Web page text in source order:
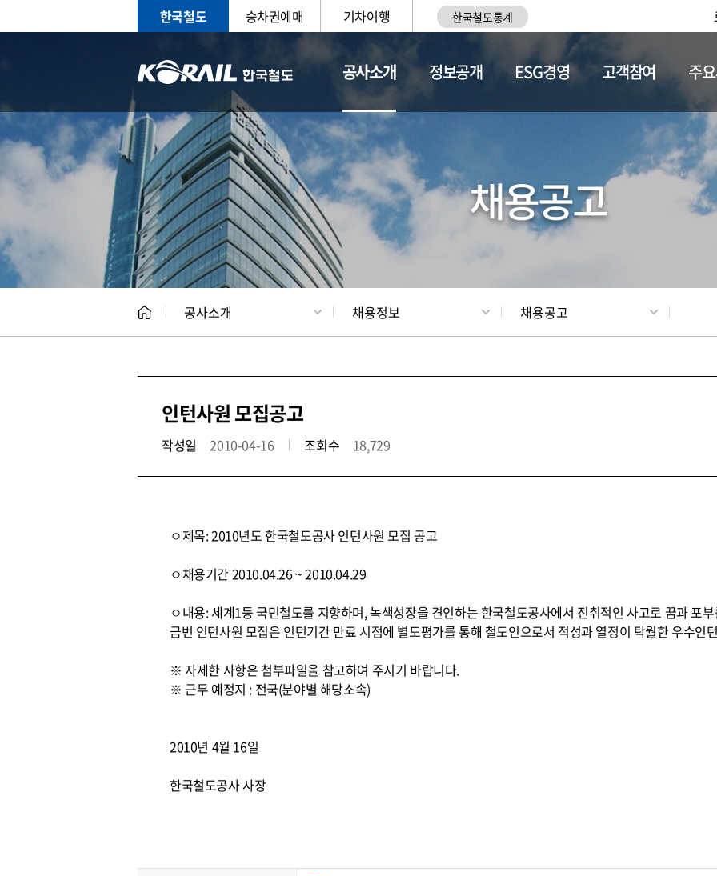
한국철도 승차권예매 기차여행 한국철도통계
공사소개
CEO 일반현황 채용정보
정보공개 ESG경영 고객참여 주
채용공고
공사소개 채용정보 채용공고
인턴사원 모집공고
작성일 2010-04-16 조회수 18,729
ㅇ제목: 2010년도 한국철도공사 인턴사원 모집 공고
ㅇ채용기간 2010.04.26 ~ 2010.04.29
ㅇ내용: 세계1등 국민철도를 지향하며, 녹색성장을 견인하는 한국철도공사에서 진취적인 사고로 꿈과 포
금번 인턴사원 모집은 인턴기간 만료 시점에 별도평가를 통해 철도인으로서 적성과 열정이 탁월한 우수인
※ 자세한 사항은 첨부파일을 참고하여 주시기 바랍니다.
※ 근무 예정지 : 전국(분야별 해당소속)
2010년 4월 16일
한국철도공사 사장